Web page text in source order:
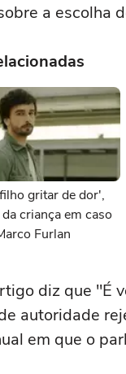
a escolha
gritar de dor',
criança em caso
Furlan
diz que "É
autoridade
em que o